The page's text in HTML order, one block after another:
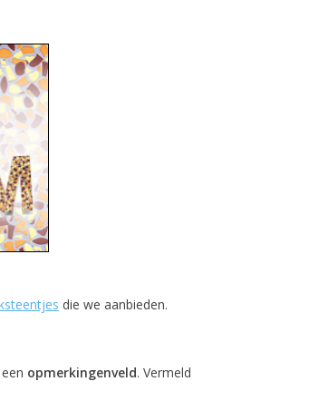
die we aanbieden.
opmerkingenveld. Vermeld